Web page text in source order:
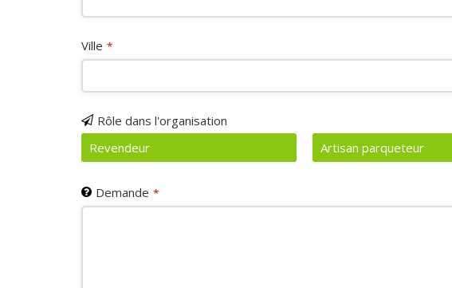
Business
Email *
Ville *
Rôle dans l'organisation
Revendeur
Artisan parqueteur
Demande *